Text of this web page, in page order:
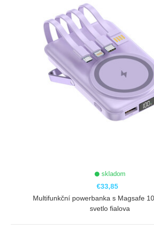
skladom
€33,85
Multifunkční powerbanka s Magsafe
svetlo fialova